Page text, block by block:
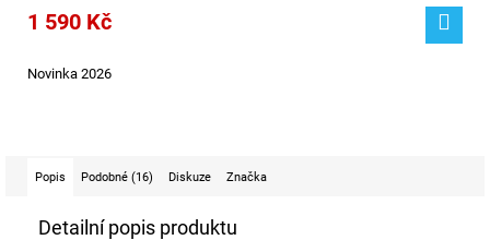
1 590 Kč
Novinka 2026
Popis Podobné (16) Diskuze Značka
Detailní popis produktu